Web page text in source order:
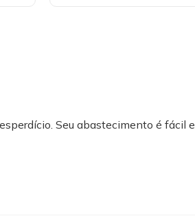
Seu abastecimento é fácil e